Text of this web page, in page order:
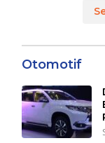
Otomotif